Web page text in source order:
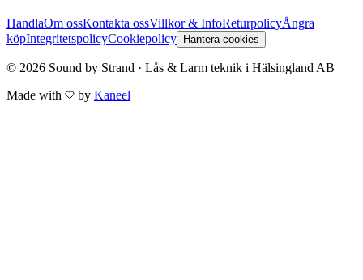
HandlaOm ossKontakta ossVillkor & InfoReturpolicyÅngra
köpIntegritetspolicyCookiepolicy Hantera cookies
© 2026 Sound by Strand · Lås & Larm teknik i Hälsingland AB
Made with
by Kaneel